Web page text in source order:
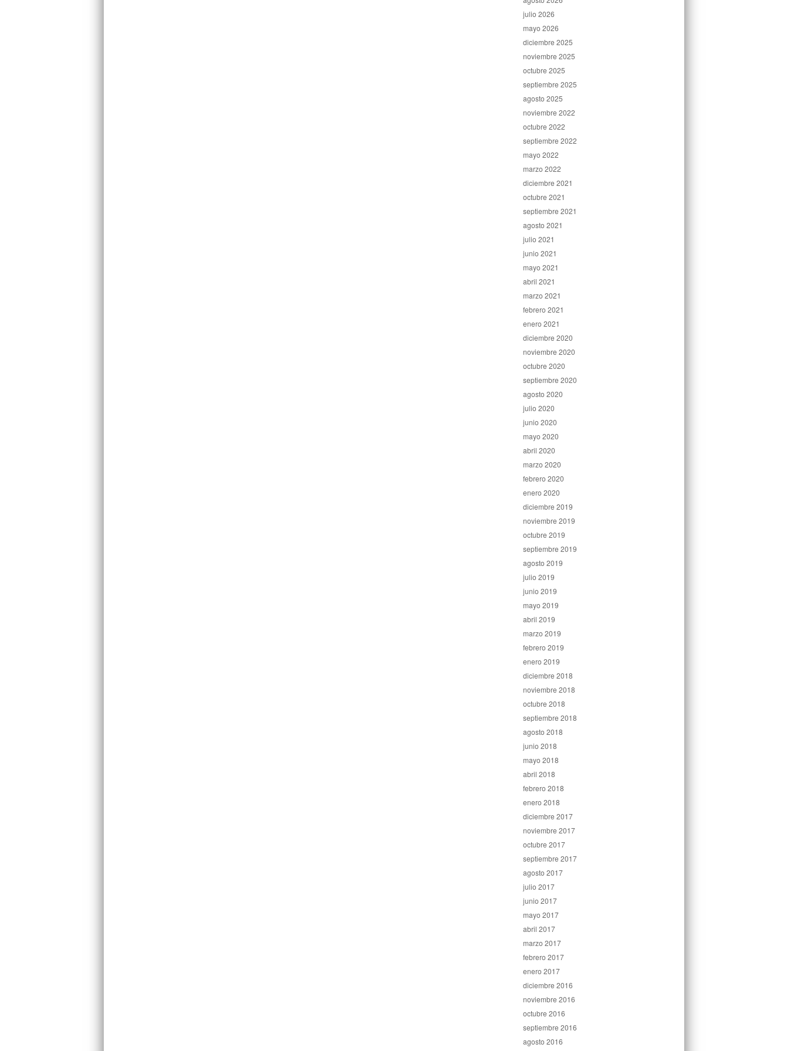
julio 2026
mayo 2026
diciembre 2025
noviembre 2025
octubre 2025
septiembre 2025
agosto 2025
noviembre 2022
octubre 2022
septiembre 2022
mayo 2022
marzo 2022
diciembre 2021
octubre 2021
septiembre 2021
agosto 2021
julio 2021
junio 2021
mayo 2021
abril 2021
marzo 2021
febrero 2021
enero 2021
diciembre 2020
noviembre 2020
octubre 2020
septiembre 2020
agosto 2020
julio 2020
junio 2020
mayo 2020
abril 2020
marzo 2020
febrero 2020
enero 2020
diciembre 2019
noviembre 2019
octubre 2019
septiembre 2019
agosto 2019
julio 2019
junio 2019
mayo 2019
abril 2019
marzo 2019
febrero 2019
enero 2019
diciembre 2018
noviembre 2018
octubre 2018
septiembre 2018
agosto 2018
junio 2018
mayo 2018
abril 2018
febrero 2018
enero 2018
diciembre 2017
noviembre 2017
octubre 2017
septiembre 2017
agosto 2017
julio 2017
junio 2017
mayo 2017
abril 2017
marzo 2017
febrero 2017
enero 2017
diciembre 2016
noviembre 2016
octubre 2016
septiembre 2016
agosto 2016